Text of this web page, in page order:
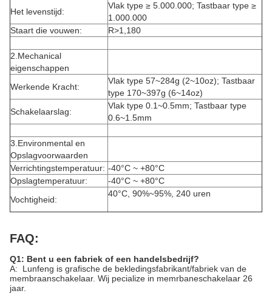
Het levenstijd:
Vlak type ≥ 5.000.000; Tastbaar type ≥
1.000.000
Staart die vouwen:
R>1,180
2.Mechanical
eigenschappen
Werkende Kracht:
Vlak type 57~284g (2~10oz); Tastbaar
type 170~397g (6~14oz)
Schakelaarslag:
Vlak type 0.1~0.5mm; Tastbaar type
0.6~1.5mm
3.Environmental en
Opslagvoorwaarden
Verrichtingstemperatuur: -40°C ~ +80°C
Opslagtemperatuur:
-40°C ~ +80°C
Vochtigheid:
40°C, 90%~95%, 240 uren
FAQ:
Q1: Bent u een fabriek of een handelsbedrijf?
A: Lunfeng is grafische de bekledingsfabrikant/fabriek van de
membraanschakelaar. Wij pecialize in memrbaneschakelaar 26
jaar.